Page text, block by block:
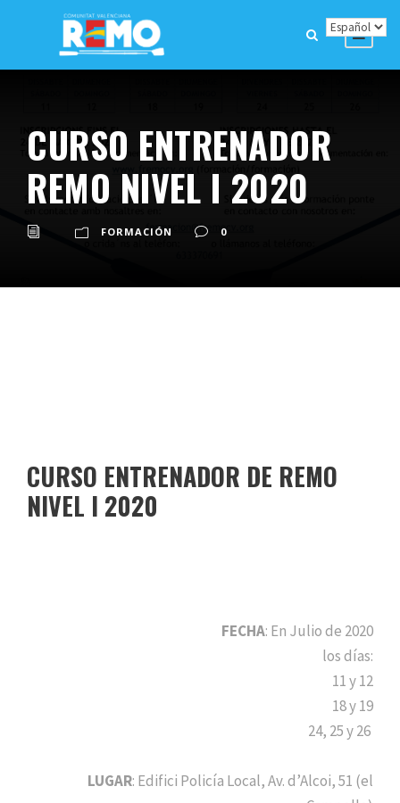
CURSO ENTRENADOR
REMO NIVEL I 2020
FORMACIÓN 0
CURSO ENTRENADOR DE REMO
NIVEL I 2020
FECHA: En Julio de 2020
los días:
11 y 12
18 y 19
24, 25 y 26
LUGAR: Edifici Policía Local, Av. d’Alcoi, 51 (el